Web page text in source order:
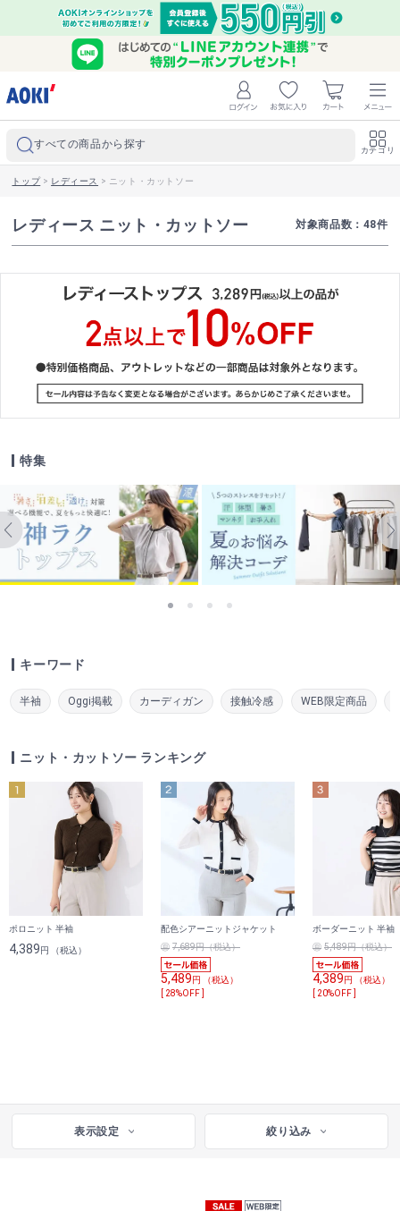
すべての商品から探す カテゴリ
トップ> レディース > ニット・カットソー
レディース ニット・カットソー 対象商品数： 48件
特集
キーワード
半袖 Oggi掲載 カーディガン 接触冷感 WEB限定商品
ニット・カットソー ランキング
ポロニット 半袖
4,389円 （税込）
配色シアーニットジャケット
7,689円（税込）
5,489円 （税込）
[ 28%OFF ]
ボーダーニット 半袖
5,489円（税込）
4,389円 （税込）
[ 20%OFF ]
表示設定 絞り込み